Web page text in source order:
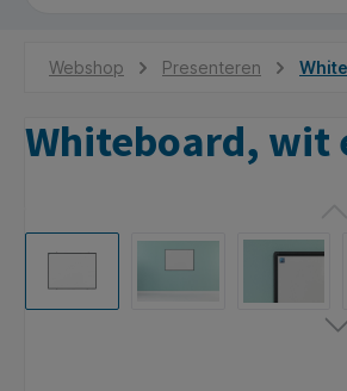
Webshop Presenteren
Whiteboard, wit
Afbeeldingengalerij overslaan